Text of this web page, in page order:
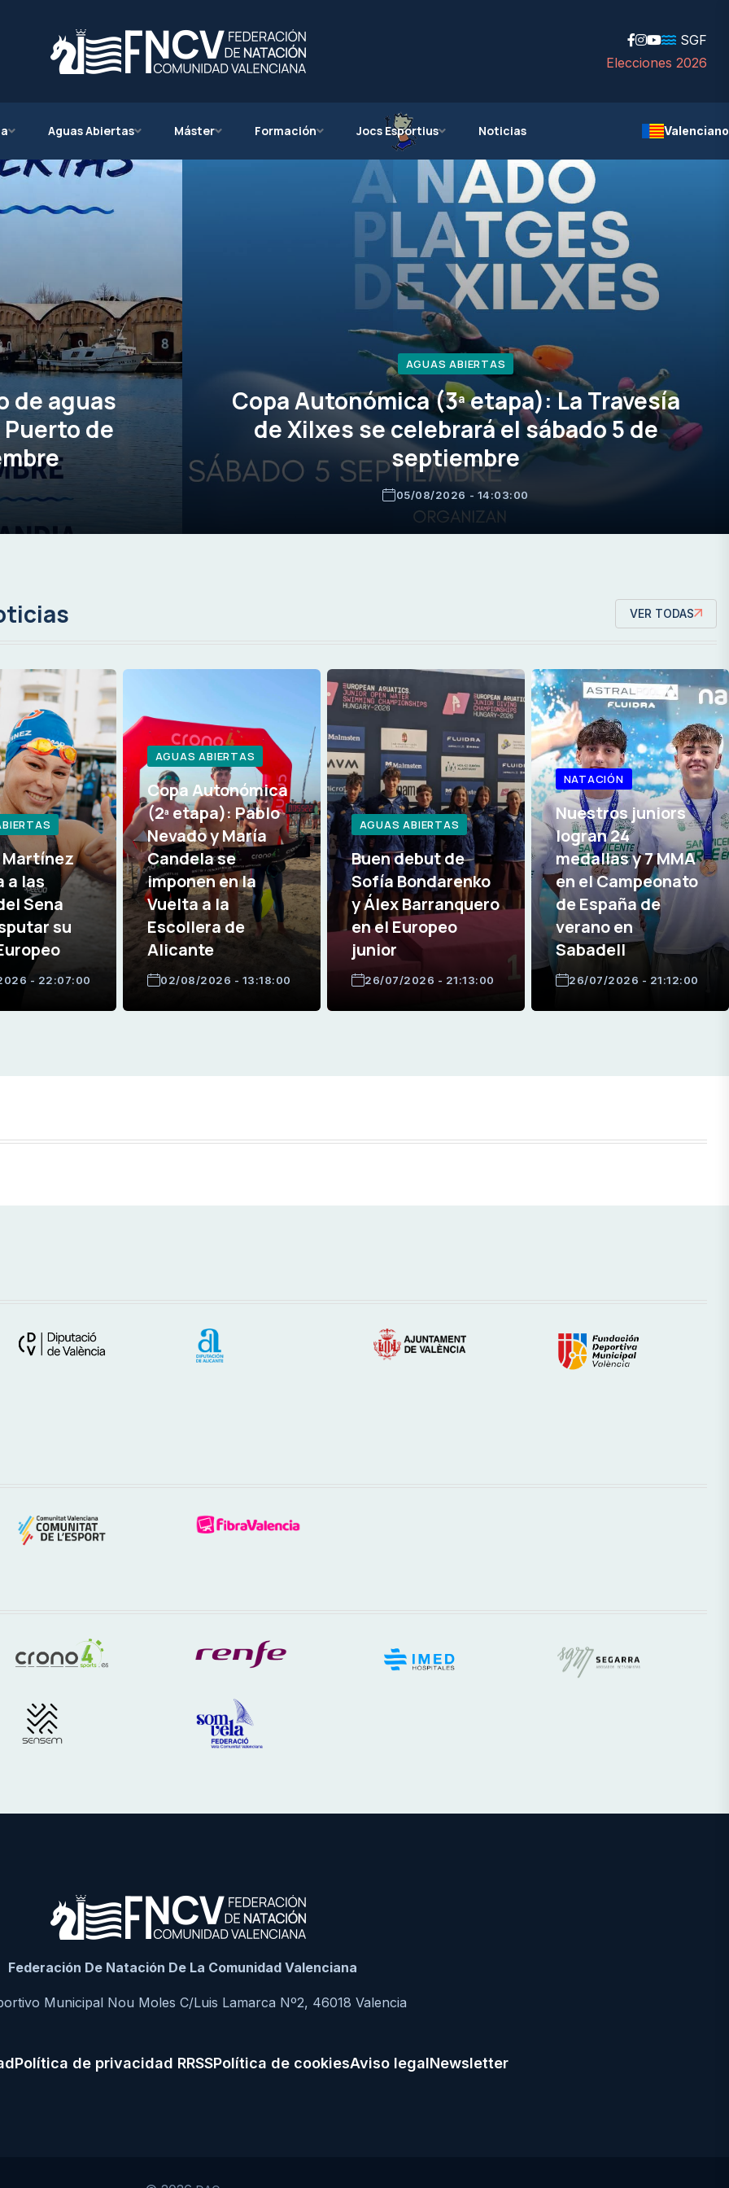
SGF
Elecciones 2026
Aguas Abiertas Máster Formación Jocs Esportius Noticias Valenciano
de aguas
de
AGUAS ABIERTAS
Copa Autonómica (3ª etapa): La Travesía
de Xilxes se celebrará el sábado 5 de
septiembre
05/08/2026 - 14:03:00
VER TODAS
a las
Sena
su
- 22:07:00
AGUAS ABIERTAS
Copa Autonómica
(2ª etapa): Pablo
Nevado y María
Candela se
imponen en la
Vuelta a la
Escollera de
Alicante
02/08/2026 - 13:18:00
AGUAS ABIERTAS
Buen debut de
Sofía Bondarenko
y Álex Barranquero
en el Europeo
junior
26/07/2026 - 21:13:00
NATACIÓN
Nuestros juniors
logran 24
medallas y 7 MMA
en el Campeonato
de España de
verano en
Sabadell
26/07/2026 - 21:12:00
Federación De Natación De La Comunidad Valenciana
Municipal Nou Moles C/Luis Lamarca Nº2, 46018 Valencia
Política de privacidad RRSSPolítica de cookiesAviso legalNewsletter